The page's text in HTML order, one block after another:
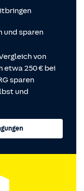
und sparen
von
etwa 250 € bei
sparen
und